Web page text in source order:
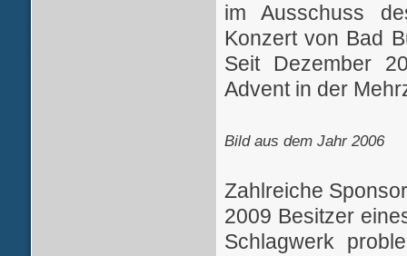
im Ausschuss
Konzert von Bad
Seit Dezember
Advent in der
Bild aus dem Jahr 2006
Zahlreiche
2009 Besitzer
Schlagwerk